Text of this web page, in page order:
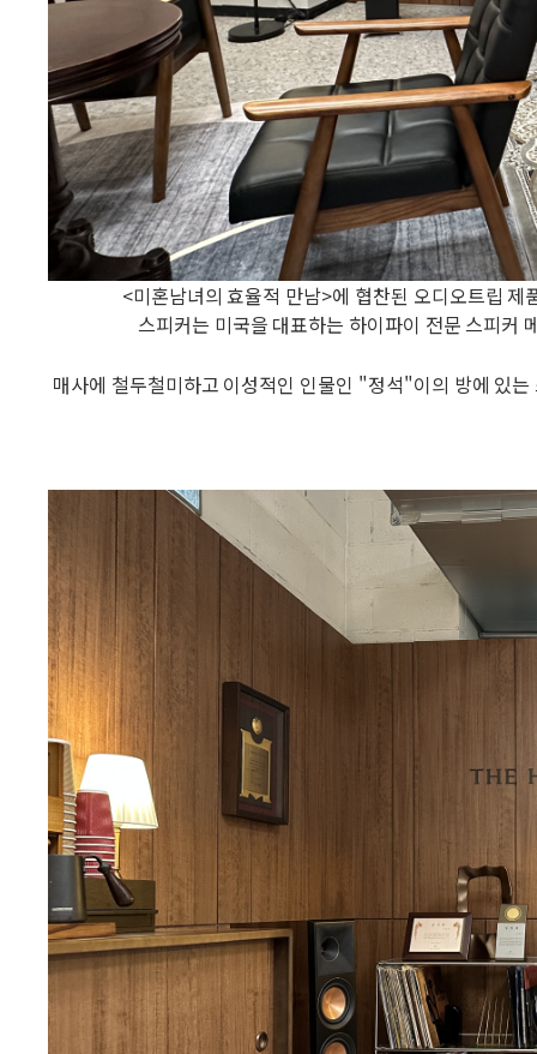
<미혼남녀의 효율적 만남>에 협찬된 오디오트립
스피커는 미국을 대표하는 하이파이 전문 스피
매사에 철두철미하고 이성적인 인물인 "정석"이의 방에 있